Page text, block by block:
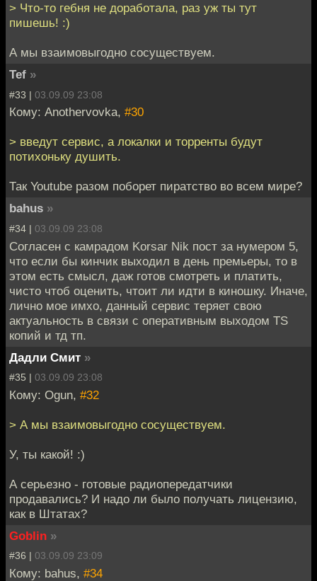
> Что-то гебня не доработала, раз уж ты тут
пишешь! :)
А мы взаимовыгодно сосуществуем.
Tef »
#33 | 03.09.09 23:08
Кому: Anothervovka, #30
> введут сервис, а локалки и торренты будут
потихоньку душить.
Так Youtube разом поборет пиратство во всем мире?
bahus »
#34 | 03.09.09 23:08
Согласен с камрадом Korsar Nik пост за нумером 5,
что если бы кинчик выходил в день премьеры, то в
этом есть смысл, даж готов смотреть и платить,
чисто чтоб оценить, чтоит ли идти в киношку. Иначе,
лично мое имхо, данный сервис теряет свою
актуальность в связи с оперативным выходом TS
копий и тд тп.
Дадли Смит »
#35 | 03.09.09 23:08
Кому: Ogun, #32
> А мы взаимовыгодно сосуществуем.
У, ты какой! :)
А серьезно - готовые радиопередатчики
продавались? И надо ли было получать лицензию,
как в Штатах?
Goblin »
#36 | 03.09.09 23:09
Кому: bahus, #34